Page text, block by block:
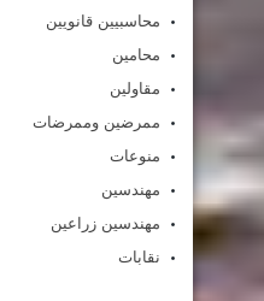
محاسبيين قانويين
محامين
مقاولين
ممرضين وممرضات
منوعات
مهندسين
مهندسين زراعين
نقابات